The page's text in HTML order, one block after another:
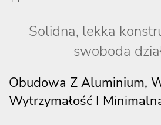
Solidna, lekka
swoboda
Obudowa Z Aluminium,
Wytrzymałość I